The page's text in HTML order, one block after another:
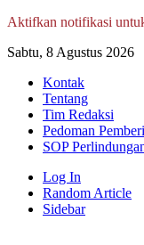
Aktifkan notifikasi
Sabtu, 8 Agustus 2026
Kontak
Tentang
Tim Redaksi
Pedoman
SOP
Log In
Random Article
Sidebar